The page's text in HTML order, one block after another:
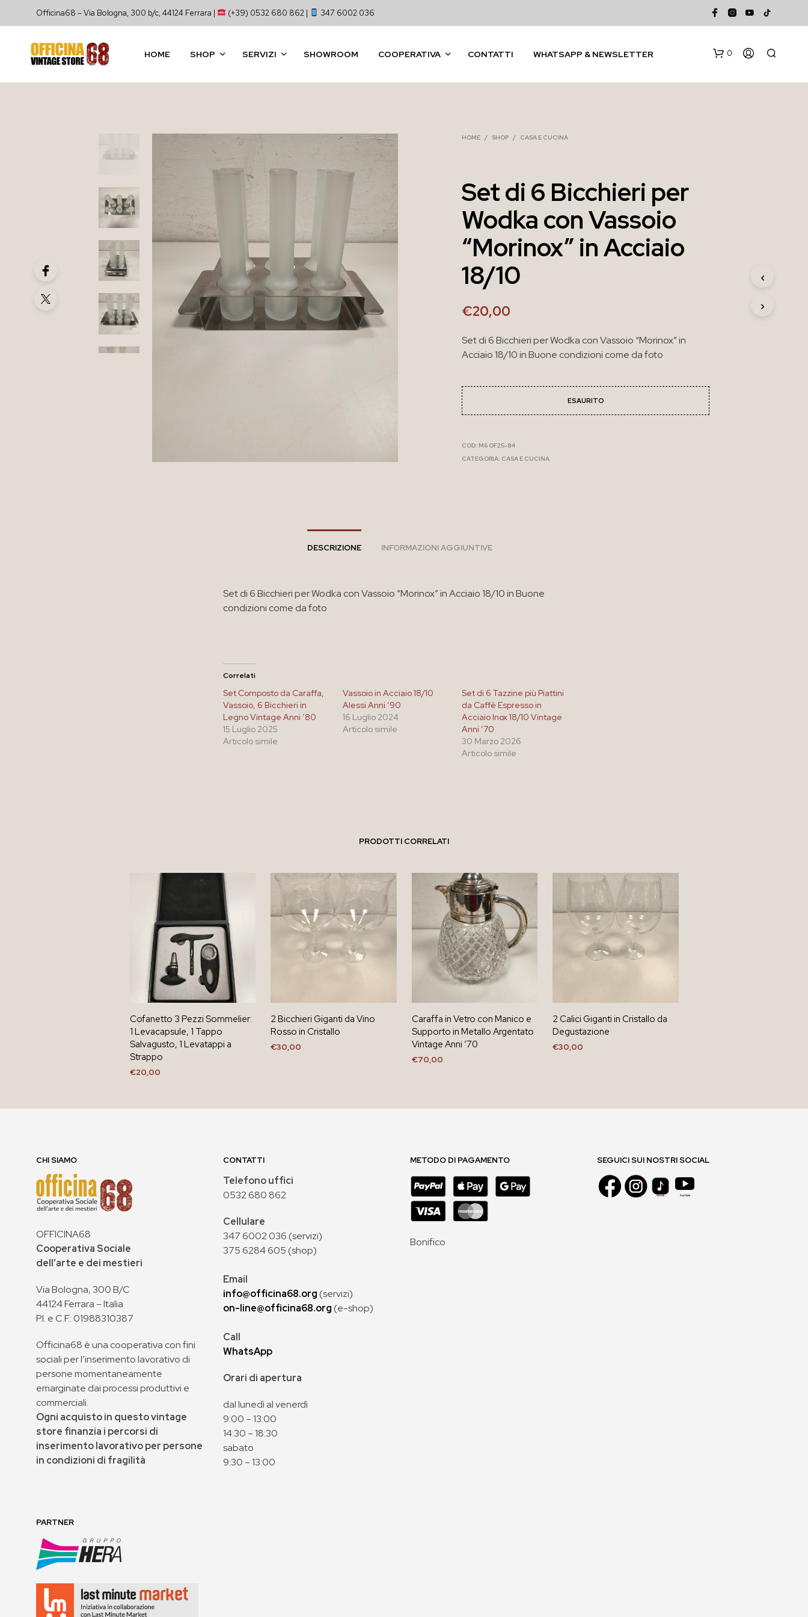
Officina68 – Via Bologna, 300 b/c, 44124 Ferrara | (+39) 0532 680 862 | 347 6002 036
HOME SHOP SERVIZI SHOWROOM COOPERATIVA CONTATTI WHATSAPP & NEWSLETTER 0
HOME / SHOP / CASA E CUCINA
Set di 6 Bicchieri per
Wodka con Vassoio
“Morinox” in Acciaio
18/10
€20,00
Set di 6 Bicchieri per Wodka con Vassoio “Morinox” in
Acciaio 18/10 in Buone condizioni come da foto
ESAURITO
COD: M6 OF25-84
CATEGORIA: CASA E CUCINA
DESCRIZIONE INFORMAZIONI AGGIUNTIVE
Set di 6 Bicchieri per Wodka con Vassoio “Morinox” in Acciaio 18/10 in Buone
condizioni come da foto
Correlati
Set Composto da Caraffa,
Vassoio, 6 Bicchieri in
Legno Vintage Anni ’80
15 Luglio 2025
Articolo simile
Vassoio in Acciaio 18/10
Alessi Anni ’90
16 Luglio 2024
Articolo simile
Set di 6 Tazzine più Piattini
da Caffè Espresso in
Acciaio Inox 18/10 Vintage
Anni ’70
30 Marzo 2026
Articolo simile
PRODOTTI CORRELATI
Cofanetto 3 Pezzi Sommelier:
1 Levacapsule, 1 Tappo
Salvagusto, 1 Levatappi a
Strappo
€20,00
2 Bicchieri Giganti da Vino
Rosso in Cristallo
€30,00
Caraffa in Vetro con Manico e
Supporto in Metallo Argentato
Vintage Anni ’70
€70,00
2 Calici Giganti in Cristallo da
Degustazione
€30,00
CHI SIAMO
OFFICINA68
Cooperativa Sociale
dell’arte e dei mestieri
Via Bologna, 300 B/C
44124 Ferrara – Italia
P.I. e C.F.: 01988310387
Officina68 è una cooperativa con fini
sociali per l’inserimento lavorativo di
persone momentaneamente
emarginate dai processi produttivi e
commerciali.
Ogni acquisto in questo vintage
store finanzia i percorsi di
inserimento lavorativo per persone
in condizioni di fragilità
CONTATTI
Telefono uffici
0532 680 862
Cellulare
347 6002 036 (servizi)
375 6284 605 (shop)
Email
info@officina68.org(servizi)
on-line@officina68.org(e-shop)
Call
WhatsApp
Orari di apertura
dal lunedì al venerdì
9:00 – 13:00
14:30 – 18:30
sabato
9:30 – 13:00
METODO DI PAGAMENTO
Bonifico
SEGUICI SUI NOSTRI SOCIAL
PARTNER